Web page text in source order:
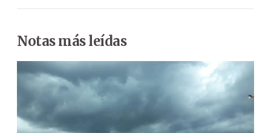
Notas más leídas